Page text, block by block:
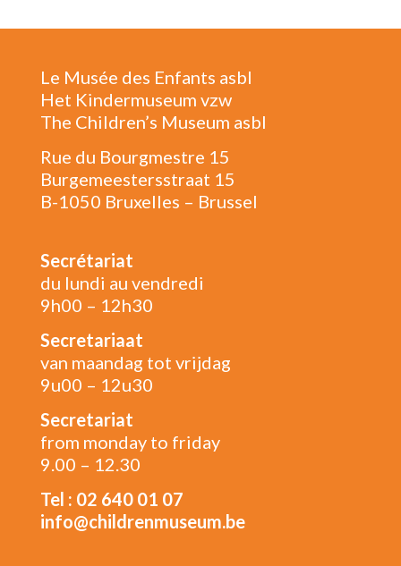
Le Musée des Enfants asbl
Het Kindermuseum vzw
The Children’s Museum asbl
Rue du Bourgmestre 15
Burgemeestersstraat 15
B-1050 Bruxelles – Brussel
Secrétariat
du lundi au vendredi
9h00 – 12h30
Secretariaat
van maandag tot vrijdag
9u00 – 12u30
Secretariat
from monday to friday
9.00 – 12.30
Tel : 02 640 01 07
info@childrenmuseum.be